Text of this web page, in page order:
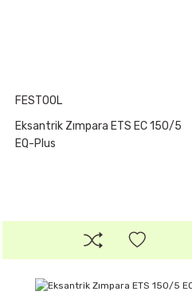
FESTOOL
Eksantrik Zımpara ETS EC 150/5
EQ-Plus